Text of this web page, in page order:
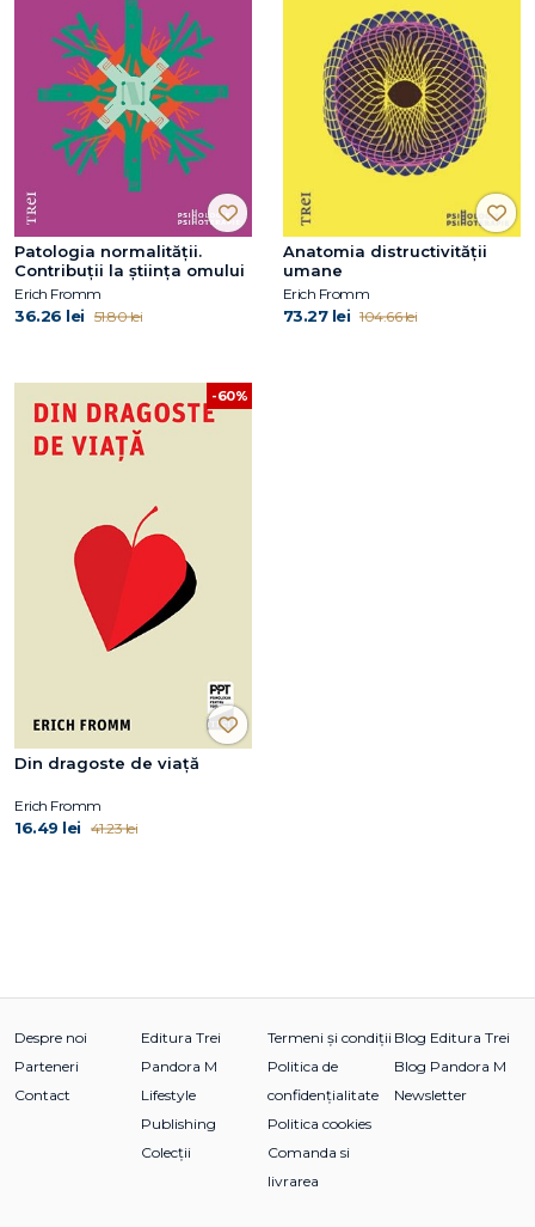
Patologia normalității.
Contribuții la știința omului
Erich Fromm
36.26 lei 51.80 lei
Anatomia distructivităţii
umane
Erich Fromm
73.27 lei 104.66 lei
-60%
Din dragoste de viață
Erich Fromm
16.49 lei 41.23 lei
Despre noi
Parteneri
Contact
Editura Trei
Pandora M
Lifestyle
Publishing
Colecții
Termeni și condiții
Politica de
confidențialitate
Politica cookies
Comanda si
livrarea
Blog Editura Trei
Blog Pandora M
Newsletter